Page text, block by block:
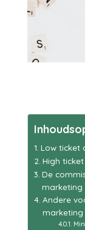
Low ticket
High
De
marketing
Andere
marketing